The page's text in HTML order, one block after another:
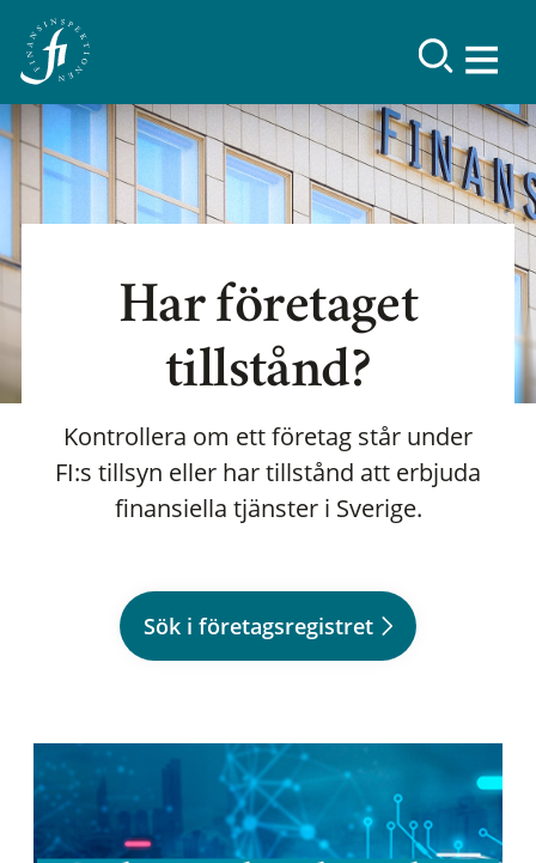
Har företaget
tillstånd?
Kontrollera om ett företag står under
FI:s tillsyn eller har tillstånd att erbjuda
finansiella tjänster i Sverige.
Sök i företagsregistret